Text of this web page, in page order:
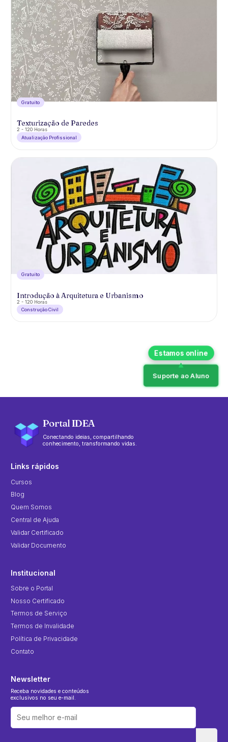
Gratuíto
Texturização de Paredes
2 - 120 Horas
Atualização Profissional
Gratuíto
Introdução à Arquitetura e Urbanismo
2 - 120 Horas
Construção Civil
Suporte ao Aluno
Portal IDEA
Conectando ideias, compartilhando
conhecimento, transformando vidas.
Links rápidos
Cursos
Blog
Quem Somos
Central de Ajuda
Validar Certificado
Validar Documento
Institucional
Sobre o Portal
Nosso Certificado
Termos de Serviço
Termos de Invalidade
Política de Privacidade
Contato
Newsletter
Receba novidades e conteúdos
exclusivos no seu e-mail.